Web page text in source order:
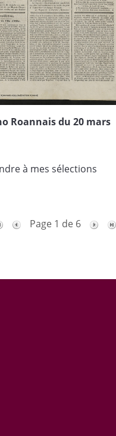
Roannais du 20 mars
à mes sélections
Page 1 de 6